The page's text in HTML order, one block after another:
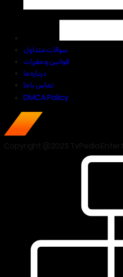
سوالات متداول
قوانین و مقررات
درباره ما
تماس با ما
DMCA Policy